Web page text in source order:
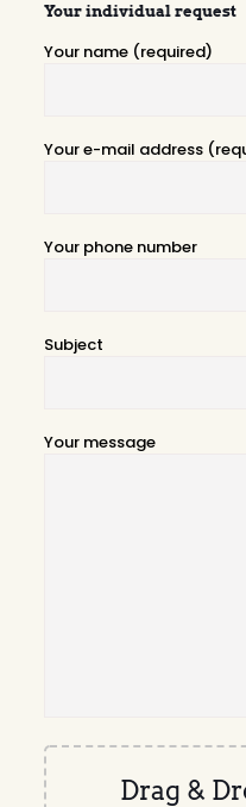
Your individual request
Your name (required)
Your e-mail address
Your phone number
Subject
Your message
Drag &